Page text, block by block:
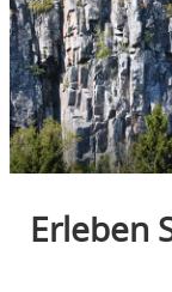
Erleben